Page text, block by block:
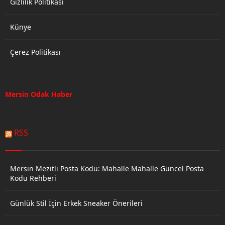
Künye
Çerez Politikası
Mersin Odak Haber
RSS
Mersin Mezitli Posta Kodu: Mahalle Mahalle Güncel Posta
Kodu Rehberi
Günlük Stil İçin Erkek Sneaker Önerileri